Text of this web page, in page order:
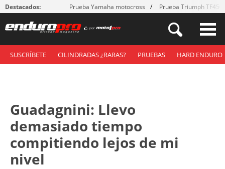
Destacados: Prueba Yamaha motocross Prueba Triumph
SUSCRÍBETE CILINDRADAS ¿RARAS? PRUEBAS HARD ENDURO
Guadagnini: Llevo
demasiado tiempo
compitiendo lejos de mi
nivel